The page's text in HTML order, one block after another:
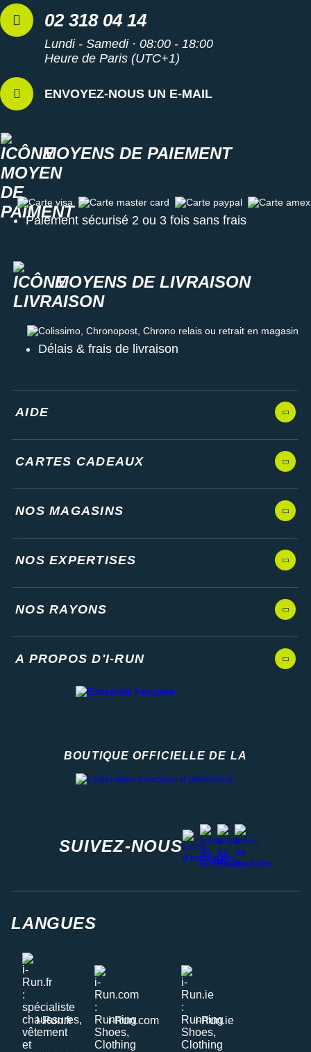
02 318 04 14
Lundi - Samedi · 08:00 - 18:00
Heure de Paris (UTC+1)
ENVOYEZ-NOUS UN E-MAIL
MOYENS DE PAIEMENT
Carte visa Carte master card Carte paypal Carte amex
Paiement sécurisé 2 ou 3 fois sans frais
MOYENS DE LIVRAISON
Colissimo, Chronopost, Chrono relais ou retrait en magasin
Délais & frais de livraison
AIDE
CARTES CADEAUX
NOS MAGASINS
NOS EXPERTISES
NOS RAYONS
A PROPOS D'I-RUN
BOUTIQUE OFFICIELLE DE LA
SUIVEZ-NOUS
instagram
facebook
stravayoutube
LANGUES
i-Run.fr i-Run.com i-Run.ie